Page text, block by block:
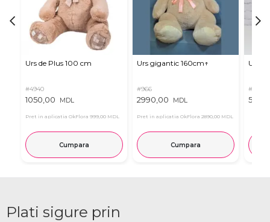
Urs de Plus 100 cm
#4940
1050,00 MDL
Pret in aplicatia OkFlora 999,00 MDL
Cumpara
Urs gigantic 160cm↑
#966
2990,00 MDL
Pret in aplicatia OkFlora 2890,00 MDL
Cumpara
Urs
#11
Plati sigure prin